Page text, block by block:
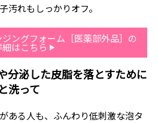
汚れもしっかりオフ。
ングフォーム［医薬部外品］の
細はこちら
分泌した皮脂を落とすために
洗って
ある人も、ふんわり低刺激な泡タ